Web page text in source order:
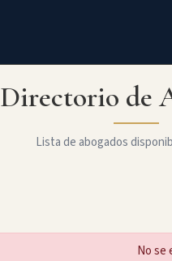
Directorio de
Lista de abogados
No se